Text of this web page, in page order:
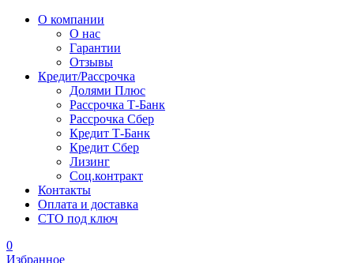
О компании
О нас
Гарантии
Отзывы
Кредит/Рассрочка
Долями Плюс
Рассрочка Т-Банк
Рассрочка Сбер
Кредит Т-Банк
Кредит Сбер
Лизинг
Соц.контракт
Контакты
Оплата и доставка
СТО под ключ
0
Избранное